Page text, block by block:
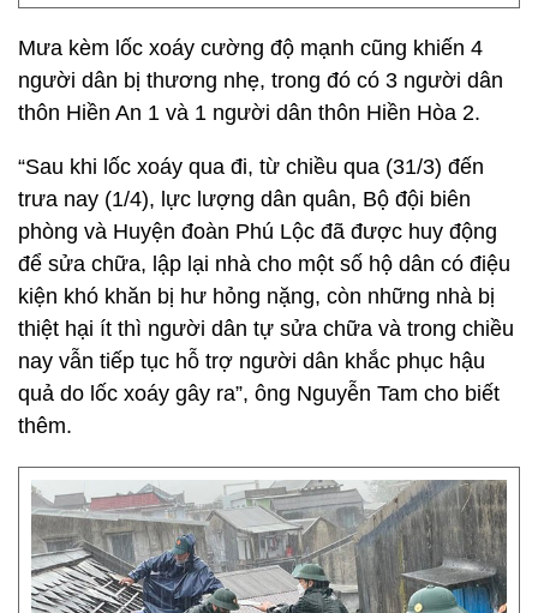
Mưa kèm lốc xoáy cường độ mạnh cũng khiến 4
người dân bị thương nhẹ, trong đó có 3 người dân
thôn Hiền An 1 và 1 người dân thôn Hiền Hòa 2.
“Sau khi lốc xoáy qua đi, từ chiều qua (31/3) đến
trưa nay (1/4), lực lượng dân quân, Bộ đội biên
phòng và Huyện đoàn Phú Lộc đã được huy động
để sửa chữa, lập lại nhà cho một số hộ dân có điệu
kiện khó khăn bị hư hỏng nặng, còn những nhà bị
thiệt hại ít thì người dân tự sửa chữa và trong chiều
nay vẫn tiếp tục hỗ trợ người dân khắc phục hậu
quả do lốc xoáy gây ra”, ông Nguyễn Tam cho biết
thêm.